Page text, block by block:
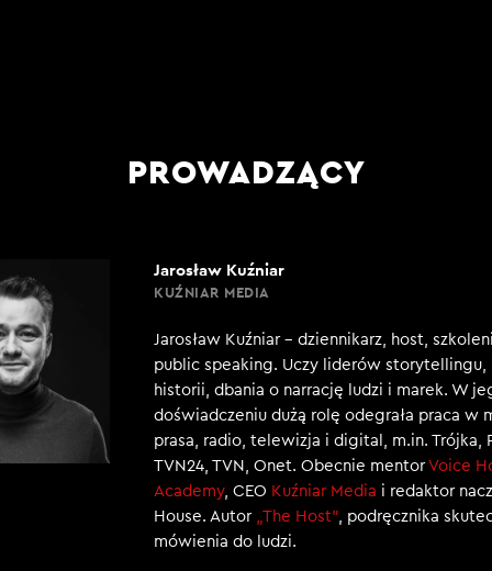
PROWADZĄCY
Jarosław Kuźniar
KUŹNIAR MEDIA
Jarosław Kuźniar – dziennikarz, host,
public speaking. Uczy liderów storytellingu,
historii, dbania o narrację ludzi i marek. W
doświadczeniu dużą rolę odegrała praca w
prasa, radio, telewizja i digital, m.in. Trójka,
TVN24, TVN, Onet. Obecnie mentorVoice
Academy, CEO Kuźniar Media i redaktor
House. Autor „The Host”, podręcznika
mówienia do ludzi.